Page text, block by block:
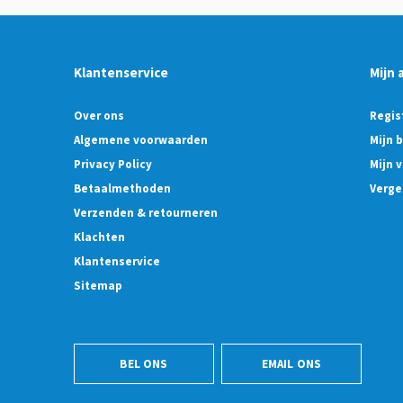
Klantenservice
Over ons
Algemene voorwaarden
Privacy Policy
Betaalmethoden
Verzenden & retourneren
Klachten
Klantenservice
Sitemap
Mijn
Mijn
Mijn
BEL ONS EMAIL ONS